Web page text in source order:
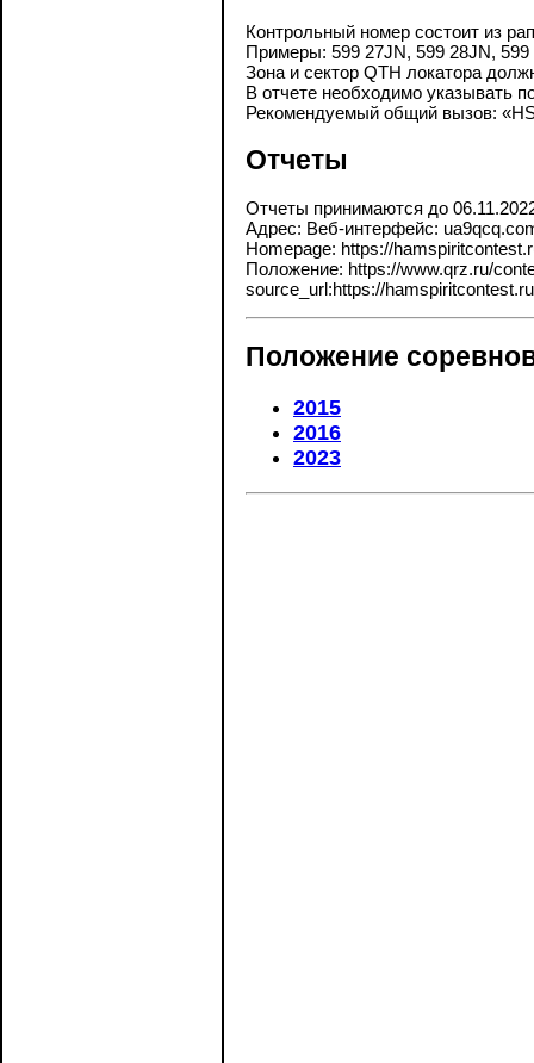
Контрольный номер состоит из
Примеры: 599 27JN, 599 28JN,
Зона и сектор QTH локатора
В отчете необходимо указывать
Рекомендуемый общий вызов:
Отчеты
Отчеты принимаются до
Адрес: Веб-интерфейс:
Homepage: https://
Положение: https://www.qrz.ru/
source_url:https://hamspiritcontest.ru
Положение
2015
2016
2023